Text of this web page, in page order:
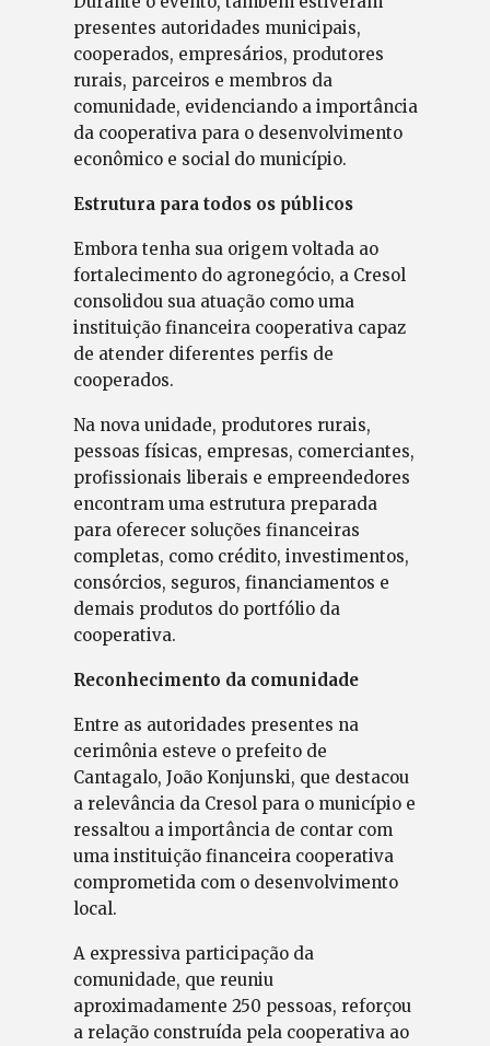
presentes autoridades municipais,
cooperados, empresários, produtores
rurais, parceiros e membros da
comunidade, evidenciando a importância
da cooperativa para o desenvolvimento
econômico e social do município.
Estrutura para todos os públicos
Embora tenha sua origem voltada ao
fortalecimento do agronegócio, a Cresol
consolidou sua atuação como uma
instituição financeira cooperativa capaz
de atender diferentes perfis de
cooperados.
Na nova unidade, produtores rurais,
pessoas físicas, empresas, comerciantes,
profissionais liberais e empreendedores
encontram uma estrutura preparada
para oferecer soluções financeiras
completas, como crédito, investimentos,
consórcios, seguros, financiamentos e
demais produtos do portfólio da
cooperativa.
Reconhecimento da comunidade
Entre as autoridades presentes na
cerimônia esteve o prefeito de
Cantagalo, João Konjunski, que destacou
a relevância da Cresol para o município e
ressaltou a importância de contar com
uma instituição financeira cooperativa
comprometida com o desenvolvimento
local.
A expressiva participação da
comunidade, que reuniu
aproximadamente 250 pessoas, reforçou
a relação construída pela cooperativa ao